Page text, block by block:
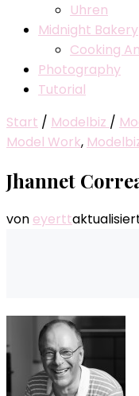
Uhren
Midnight Bakery
Cooking
Photography
Tutorial
Start / Modelbiz /
Model Work,
Jhannet
von eyertt